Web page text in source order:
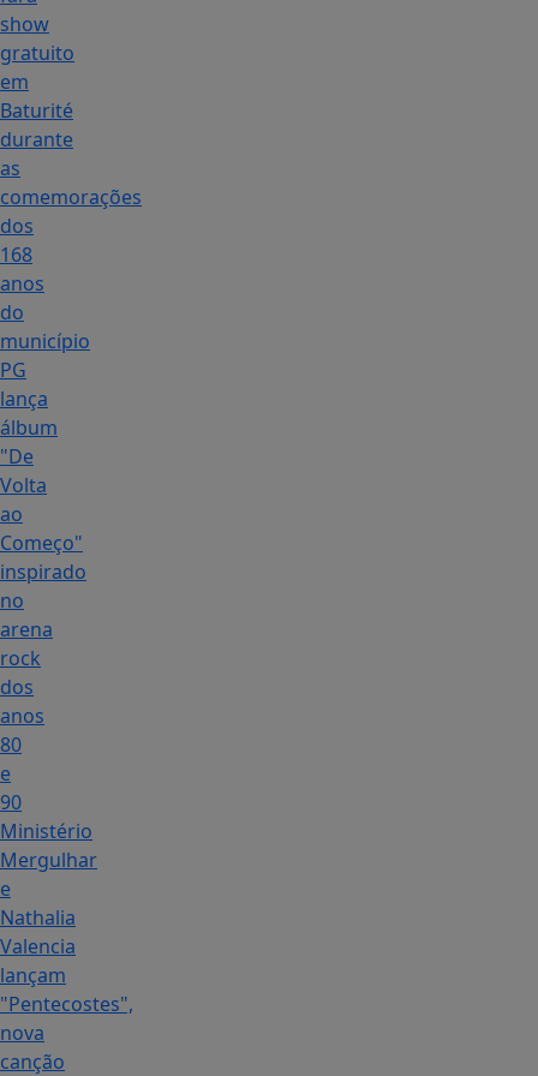
show
gratuito
em
Baturité
durante
as
comemorações
dos
168
anos
do
município
PG
lança
álbum
"De
Volta
ao
Começo"
inspirado
no
arena
rock
dos
anos
80
e
90
Ministério
Mergulhar
e
Nathalia
Valencia
lançam
"Pentecostes",
nova
canção